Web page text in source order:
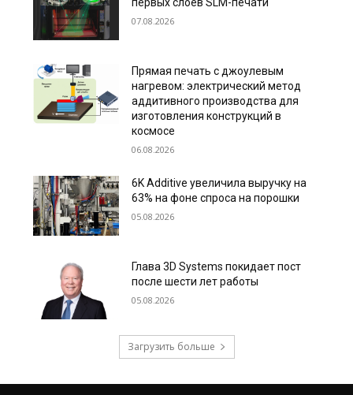
07.08.2026
Прямая печать с джоулевым
нагревом: электрический метод
аддитивного производства для
изготовления конструкций в
космосе
06.08.2026
6K Additive увеличила выручку на
63% на фоне спроса на порошки
05.08.2026
Глава 3D Systems покидает пост
после шести лет работы
05.08.2026
Загрузить больше